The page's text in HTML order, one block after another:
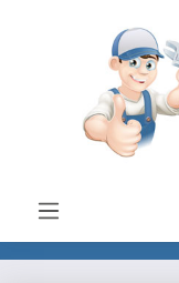
Zum Hauptinhalt